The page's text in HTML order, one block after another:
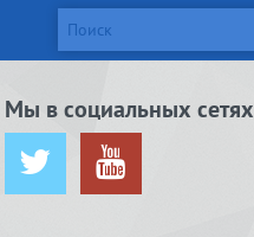
Мы в социальных сетях